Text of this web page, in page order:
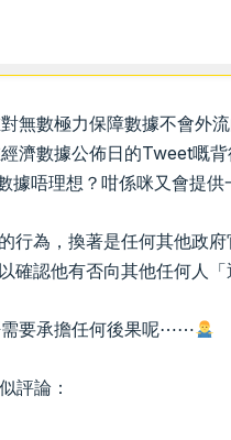
無數極力保障數據不會外
濟數據公佈日的Tweet嘅
據唔理想？咁係咪又會提供
行為，換著是任何其他政
確認他有否向其他任何人「
要承擔任何後果呢⋯⋯
評論：